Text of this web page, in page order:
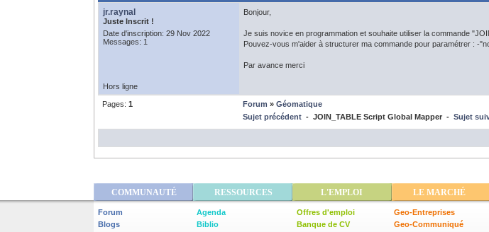
jr.raynal
Juste Inscrit !
Date d'inscription: 29 Nov 2022
Messages: 1
Bonjour,
Je suis novice en programmation et souhaite utiliser la commande
Pouvez-vous m'aider à structurer ma commande pour paramétrer : -
Par avance merci
Hors ligne
Pages: 1 Forum » Géomatique
Sujet précédent - JOIN_TABLE Script Global Mapper - Sujet
COMMUNAUTÉ RESSOURCES L'EMPLOI LE MARCHÉ
Forum
Blogs
Agenda
Biblio
Offres d'emploi
Banque de CV
Geo-Entreprises
Geo-Communiqué